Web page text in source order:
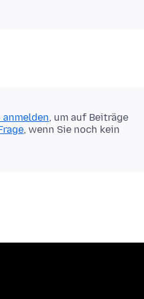
, um auf Beiträge
, wenn Sie noch kein